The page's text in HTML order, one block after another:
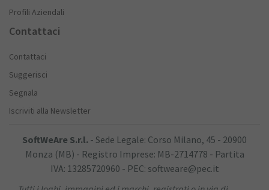
Profili Aziendali
Contattaci
Contattaci
Suggerisci
Segnala
Iscriviti alla Newsletter
SoftWeAre S.r.l. - Sede Legale: Corso Milano, 45 - 20900
Monza (MB) - Registro Imprese: MB-2714778 - Partita
IVA: 13285720960 - PEC: softweare@pec.it